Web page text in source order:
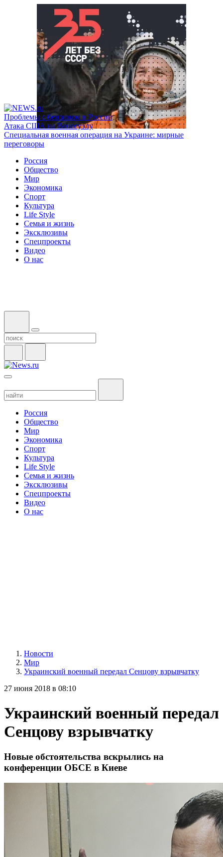
Проблемы с бензином в России
Атака США на Венесуэлу
Специальная военная операция на Украине: мирные
переговоры
Россия
Общество
Мир
Экономика
Спорт
Культура
Life Style
Семья и жизнь
Эксклюзивы
Спецпроекты
Видео
О нас
Россия
Общество
Мир
Экономика
Спорт
Культура
Life Style
Семья и жизнь
Эксклюзивы
Спецпроекты
Видео
О нас
Новости
Мир
Украинский военный передал Сенцову взрывчатку
27 июня 2018 в 08:10
Украинский военный передал
Сенцову взрывчатку
Новые обстоятельства вскрылись на
конференции ОБСЕ в Киеве